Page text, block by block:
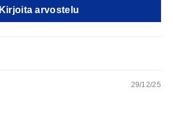
Kirjoita arvostelu
29/12/25